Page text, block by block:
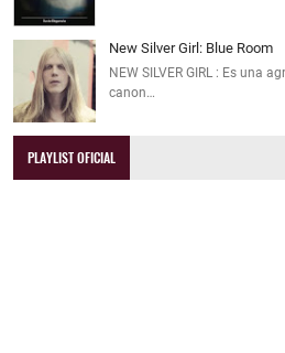
New Silver Girl: Blue Room
NEW SILVER GIRL : Es una
canon…
PLAYLIST OFICIAL